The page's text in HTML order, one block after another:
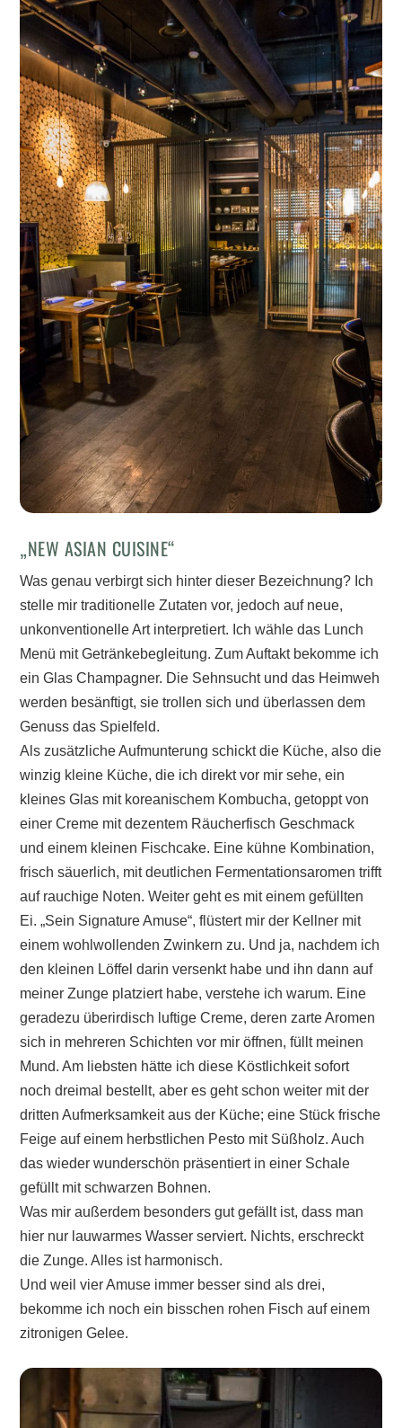
„NEW ASIAN CUISINE“
Was genau verbirgt sich hinter dieser Bezeichnung? Ich
stelle mir traditionelle Zutaten vor, jedoch auf neue,
unkonventionelle Art interpretiert. Ich wähle das Lunch
Menü mit Getränkebegleitung. Zum Auftakt bekomme ich
ein Glas Champagner. Die Sehnsucht und das Heimweh
werden besänftigt, sie trollen sich und überlassen dem
Genuss das Spielfeld.
Als zusätzliche Aufmunterung schickt die Küche, also die
winzig kleine Küche, die ich direkt vor mir sehe, ein
kleines Glas mit koreanischem Kombucha, getoppt von
einer Creme mit dezentem Räucherfisch Geschmack
und einem kleinen Fischcake. Eine kühne Kombination,
frisch säuerlich, mit deutlichen Fermentationsaromen trifft
auf rauchige Noten. Weiter geht es mit einem gefüllten
Ei. „Sein Signature Amuse“, flüstert mir der Kellner mit
einem wohlwollenden Zwinkern zu. Und ja, nachdem ich
den kleinen Löffel darin versenkt habe und ihn dann auf
meiner Zunge platziert habe, verstehe ich warum. Eine
geradezu überirdisch luftige Creme, deren zarte Aromen
sich in mehreren Schichten vor mir öffnen, füllt meinen
Mund. Am liebsten hätte ich diese Köstlichkeit sofort
noch dreimal bestellt, aber es geht schon weiter mit der
dritten Aufmerksamkeit aus der Küche; eine Stück frische
Feige auf einem herbstlichen Pesto mit Süßholz. Auch
das wieder wunderschön präsentiert in einer Schale
gefüllt mit schwarzen Bohnen.
Was mir außerdem besonders gut gefällt ist, dass man
hier nur lauwarmes Wasser serviert. Nichts, erschreckt
die Zunge. Alles ist harmonisch.
Und weil vier Amuse immer besser sind als drei,
bekomme ich noch ein bisschen rohen Fisch auf einem
zitronigen Gelee.